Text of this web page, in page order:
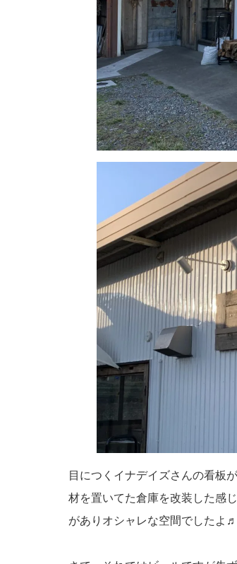
目につくイナデイズさんの看板
材を置いてた倉庫を改装した感
がありオシャレな空間でしたよ♬